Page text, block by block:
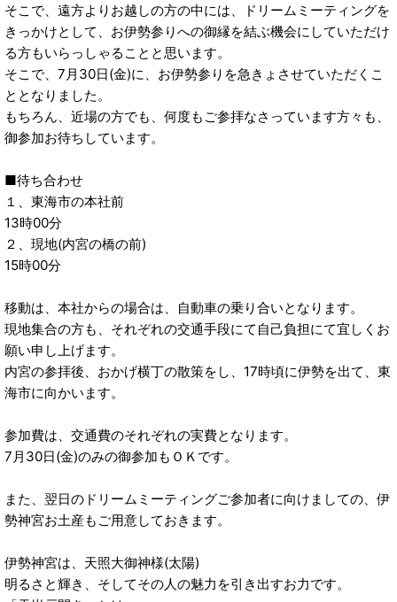
そこで、遠方よりお越しの方の中には、ドリームミーティングを
きっかけとして、お伊勢参りへの御縁を結ぶ機会にしていただけ
る方もいらっしゃることと思います。
そこで、7月30日(金)に、お伊勢参りを急きょさせていただくこ
ととなりました。
もちろん、近場の方でも、何度もご参拝なさっています方々も、
御参加お待ちしています。
■待ち合わせ
１、東海市の本社前
13時00分
２、現地(内宮の橋の前)
15時00分
移動は、本社からの場合は、自動車の乗り合いとなります。
現地集合の方も、それぞれの交通手段にて自己負担にて宜しくお
願い申し上げます。
内宮の参拝後、おかげ横丁の散策をし、17時頃に伊勢を出て、東
海市に向かいます。
参加費は、交通費のそれぞれの実費となります。
7月30日(金)のみの御参加もＯＫです。
また、翌日のドリームミーティングご参加者に向けましての、伊
勢神宮お土産もご用意しておきます。
伊勢神宮は、天照大御神様(太陽)
明るさと輝き、そしてその人の魅力を引き出すお力です。